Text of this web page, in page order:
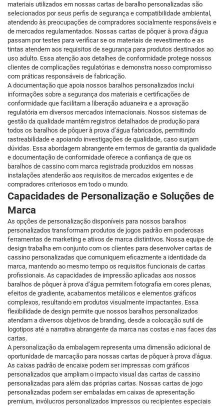
materiais utilizados em nossas cartas de baralho personalizadas são
selecionados por seus perfis de segurança e compatibilidade ambiental,
atendendo às preocupações de compradores socialmente responsáveis e
de mercados regulamentados. Nossas cartas de pôquer à prova d'água
passam por testes para verificar se os materiais de revestimento e as
tintas atendem aos requisitos de segurança para produtos destinados ao
uso adulto. Essa atenção aos detalhes de conformidade protege nossos
clientes de complicações regulatórias e demonstra nosso compromisso
com práticas responsáveis de fabricação.
A documentação que apoia nossos baralhos personalizados inclui
informações sobre a segurança dos materiais e certificações de
conformidade que facilitam a liberação aduaneira e a aprovação
regulatória em diversos mercados internacionais. Nossos sistemas de
gestão da qualidade mantêm registros detalhados de produção para
todos os baralhos de pôquer à prova d’água fabricados, permitindo
rastreabilidade e apoiando investigações de qualidade, caso surjam
dúvidas. Essa abordagem abrangente em termos de garantia da qualidade
e documentação de conformidade oferece a confiança de que os
baralhos de cassino com marca registrada produzidos em nossas
instalações atenderão aos requisitos de mercados exigentes e de
compradores criteriosos em todo o mundo.
Capacidades de Personalização e Soluções de
Marca
As opções de personalização disponíveis para nossos baralhos
personalizados transformam produtos de jogos padrão em poderosas
ferramentas de marketing e ativos de marca distintivos. Nossa equipe de
design trabalha em conjunto com os clientes para desenvolver cartas de
cassino personalizadas que comuniquem eficazmente a identidade da
marca, mantendo ao mesmo tempo os requisitos funcionais de cartas
profissionais. As capacidades de impressão aplicadas aos nossos
baralhos de pôquer à prova d’água permitem fotografia em cores plenas,
efeitos de gradiente, acabamentos metálicos e elementos gráficos
complexos, resultando em produtos visualmente impactantes. Essa
flexibilidade de design permite que nossos baralhos personalizados
atendam a diversos objetivos de branding, desde a colocação sutil de
logotipos até a narrativa abrangente da marca nas costas e nas faces das
cartas.
A personalização da embalagem representa uma dimensão adicional de
oportunidade de marcação para nossas cartas de pôquer à prova d'água.
As caixas padrão de encaixe podem ser impressas com gráficos
personalizados que ampliam o impacto visual das cartas de cassino
personalizadas para além das próprias cartas. Nossas cartas de jogo
personalizadas podem ser embaladas em caixas de apresentação
premium, invólucros personalizados impressos ou recipientes especiais